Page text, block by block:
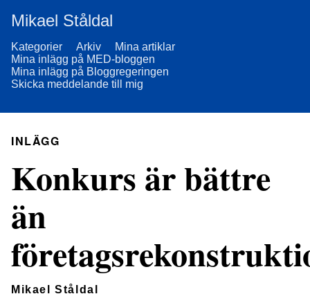
Mikael Ståldal
Kategorier Arkiv
Mina artiklar
Mina inlägg på MED-bloggen
Mina inlägg på Bloggregeringen
Skicka meddelande till mig
INLÄGG
Konkurs är bättre
än
Mikael Ståldal